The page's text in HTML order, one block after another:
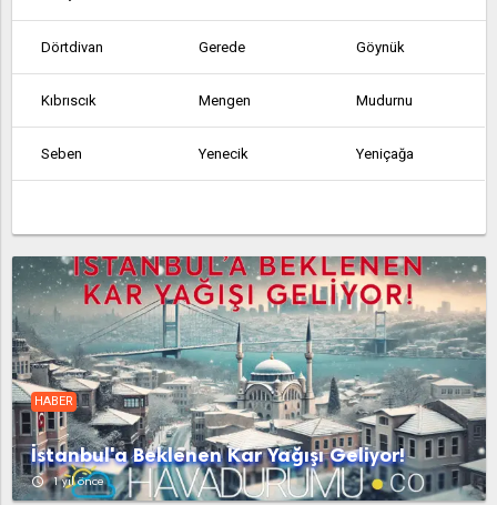
Dörtdivan Gerede Göynük
Kıbrıscık Mengen Mudurnu
Seben Yenecik Yeniçağa
HABER
İstanbul'a Beklenen Kar Yağışı Geliyor!
access_time 1 yıl önce